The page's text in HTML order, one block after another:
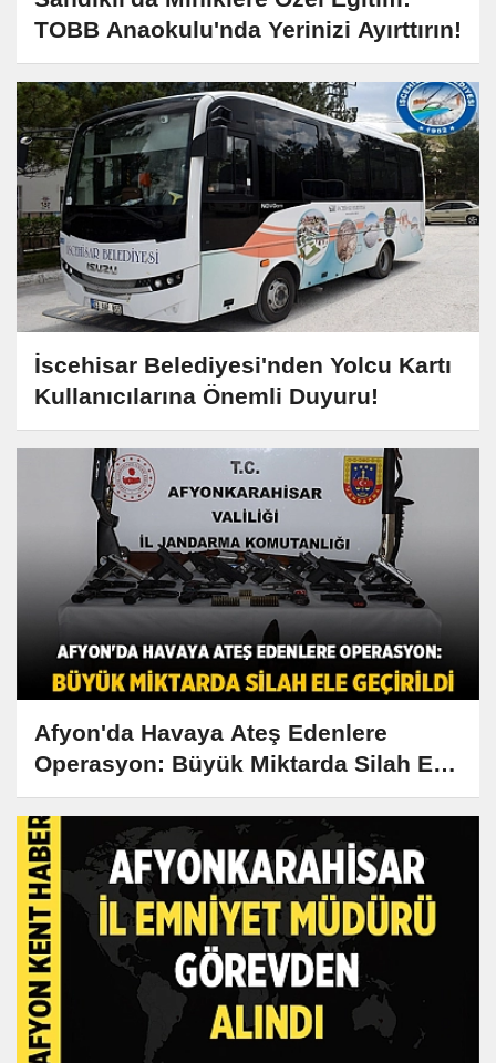
TOBB Anaokulu'nda Yerinizi Ayırttırın!
İscehisar Belediyesi'nden Yolcu Kartı
Kullanıcılarına Önemli Duyuru!
Afyon'da Havaya Ateş Edenlere
Operasyon: Büyük Miktarda Silah Ele
Geçirildi